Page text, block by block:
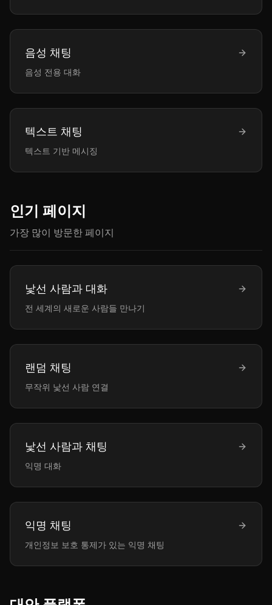
음성 채팅
음성 전용 대화
텍스트 채팅
텍스트 기반 메시징
인기 페이지
가장 많이 방문한 페이지
낯선 사람과 대화
전 세계의 새로운 사람들 만나기
랜덤 채팅
무작위 낯선 사람 연결
낯선 사람과 채팅
익명 대화
익명 채팅
개인정보 보호 통제가 있는 익명 채팅